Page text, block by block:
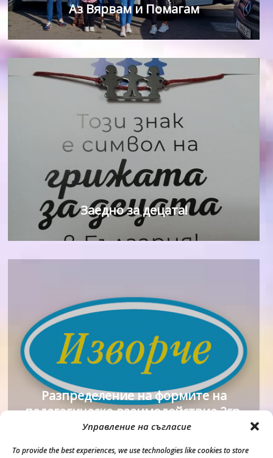
Управление на съгласие
To provide the best experiences, we use technologies like cookies to store
Аз Вярвам и Помагам
Заедно за децата!
Разпределение на формите на
педагогическо взаимодействие 2гр.